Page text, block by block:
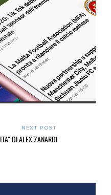
NEXT POST
DI ALEX ZANARDI